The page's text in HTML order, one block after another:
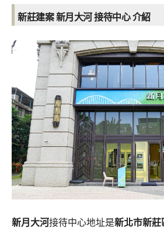
新莊建案 新月大河 接待中心 介紹
新月大河接待中心地址是新北市新莊